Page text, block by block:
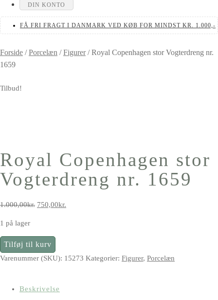
DIN KONTO
FÅ FRI FRAGT I DANMARK VED KØB FOR MINDST KR. 1.000,-
Forside /Porcelæn /Figurer/Royal Copenhagen stor Vogterdreng nr.
1659
Tilbud!
Royal Copenhagen stor
Vogterdreng nr. 1659
1.000,00kr. Den
var:
1.000,00kr..
750,00kr.
1 på lager
Royal
Copenhagen
Tilføj til kurv
Varenummer (SKU): 15273 Kategorier: Figurer, Porcelæn
Beskrivelse